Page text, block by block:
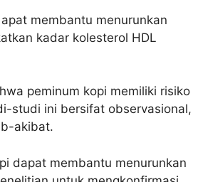
membantu menurunkan
kadar kolesterol HDL
peminum kopi memiliki risiko
studi ini bersifat observasional,
akibat.
dapat membantu menurunkan